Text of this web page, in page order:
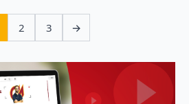
2 3 →